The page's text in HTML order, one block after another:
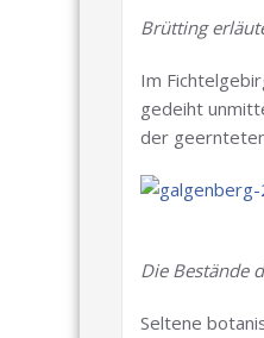
Brütting
Im
gedeiht
der
Die Bestände
Seltene